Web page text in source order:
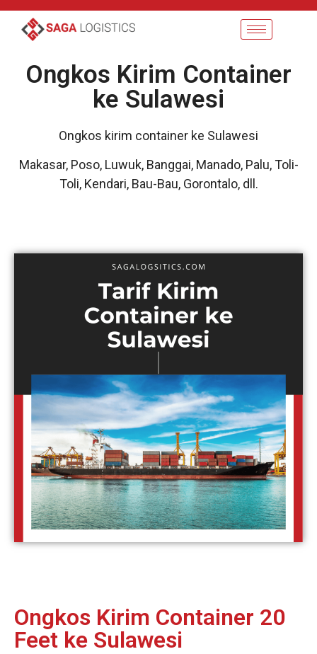
Ongkos Kirim Container
ke Sulawesi
Ongkos kirim container ke Sulawesi
Makasar, Poso, Luwuk, Banggai, Manado, Palu, Toli-
Toli, Kendari, Bau-Bau, Gorontalo, dll.
Ongkos Kirim Container 20
Feet ke Sulawesi